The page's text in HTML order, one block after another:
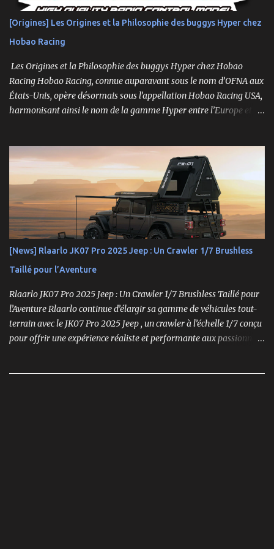
Roulements à billes, visserie hex, châssis aluminium 2mm Essieux
portiques avec pignons en métal Spools aluminium usinés 7mm
hexes + nouveau composé de pneus haute adhérence Nouvelle
[Origines] Les Origines et la Philosophie des buggys Hyper chez
Hobao Racing
Les Origines et la Philosophie des buggys Hyper chez Hobao
Racing Hobao Racing, connue auparavant sous le nom d’OFNA aux
États-Unis, opère désormais sous l’appellation Hobao Racing USA,
harmonisant ainsi le nom de la gamme Hyper entre l’Europe et les
Hyper, véritable référence pour les amateurs de buggys tout-
terrain, s’est imposée depuis son lancement dans les années 1990
comme un choix incontournable. Conçue pour répondre aux
exigences des pilotes compétitifs, elle se distingue par ses
performances optimales, sa robustesse et sa modularité, des
atouts essentiels sur les circuits off-road.
[News] Rlaarlo JK07 Pro 2025 Jeep : Un Crawler 1/7 Brushless
Taillé pour l’Aventure
Rlaarlo JK07 Pro 2025 Jeep : Un Crawler 1/7 Brushless Taillé pour
l’Aventure Rlaarlo continue d’élargir sa gamme de véhicules tout-
terrain avec le JK07 Pro 2025 Jeep , un crawler à l’échelle 1/7 conçu
pour offrir une expérience réaliste et performante aux passionnés